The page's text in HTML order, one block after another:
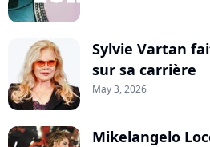
Sylvie Vartan
sur sa carrière
May 3, 2026
Mikelangelo